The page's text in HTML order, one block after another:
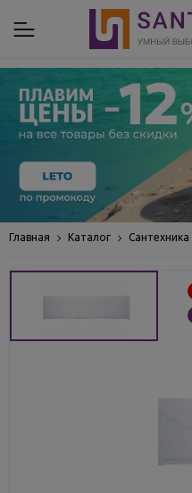
Главная Каталог Сантехника